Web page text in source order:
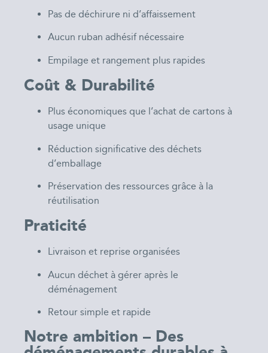
Pas de déchirure ni d’affaissement
Aucun ruban adhésif nécessaire
Empilage et rangement plus rapides
Coût & Durabilité
Plus économiques que l’achat de cartons à
usage unique
Réduction significative des déchets
d’emballage
Préservation des ressources grâce à la
réutilisation
Praticité
Livraison et reprise organisées
Aucun déchet à gérer après le
déménagement
Retour simple et rapide
Notre ambition – Des